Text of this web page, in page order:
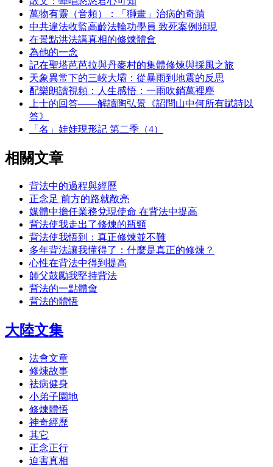
萬物有靈（音頻）：「獅畫」治病的奇蹟
中共違法收監高齡法輪功學員 致死案例頻現
在景點洪法講真相的修煉體會
為他的一念
記在聖塔芭芭拉與丹麥村的集體修煉與採風之旅
天象異常下的三峽大壩：從暴雨到地震的反思
配樂朗讀視頻：人生感悟：一雨吹銷萬裡塵
上士的回答——解讀陶弘景《詔問山中何所有賦詩以
答》
「名」娃娃現形記 第二季（4）
相關文章
背法中的過程與經歷
正念足 前方的路就敞亮
媒體中擔任業務兌現使命 在背法中提高
背法使我走出了修煉的瓶頸
背法使我悟到：真正修煉並不難
多年背法讓我懂得了：什麼是真正的修煉？
心性在背法中得到提高
師父鼓勵我堅持背法
背法的一點體會
背法的體悟
大陸文集
法會文章
修煉故事
祛病健身
小弟子園地
修煉體悟
神奇經歷
其它
正念正行
迫害真相